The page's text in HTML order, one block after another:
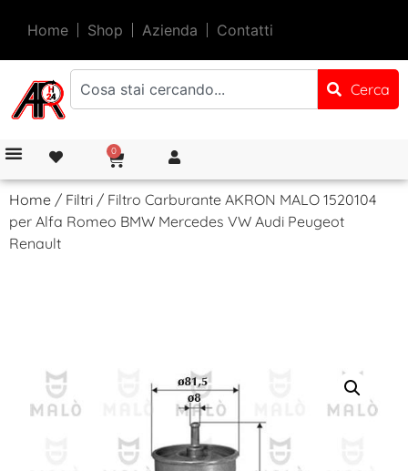
Home Shop Azienda Contatti
Cerca
0
Home / Filtri / Filtro Carburante AKRON MALO 1520104
per Alfa Romeo BMW Mercedes VW Audi Peugeot
Renault